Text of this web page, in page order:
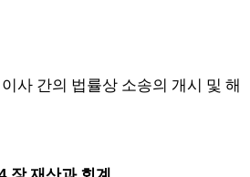
사 간의 법률상 소송의 개시 및 해